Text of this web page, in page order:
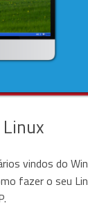
vindos do Win
fazer o seu Lin